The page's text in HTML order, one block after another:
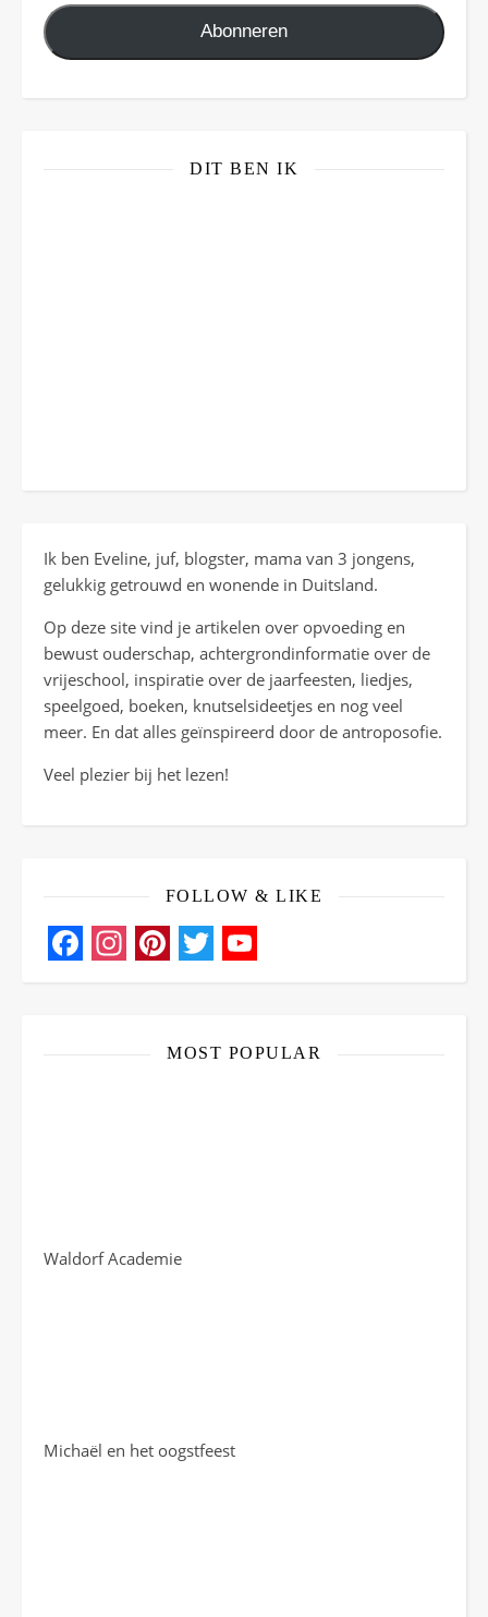
Abonneren
DIT BEN IK
Ik ben Eveline, juf, blogster, mama van 3 jongens,
gelukkig getrouwd en wonende in Duitsland.
Op deze site vind je artikelen over opvoeding en
bewust ouderschap, achtergrondinformatie over de
vrijeschool, inspiratie over de jaarfeesten, liedjes,
speelgoed, boeken, knutselsideetjes en nog veel
meer. En dat alles geïnspireerd door de antroposofie.
Veel plezier bij het lezen!
FOLLOW & LIKE
Facebook
Instagram
Pinterest
Twitter
YouTube
MOST POPULAR
Waldorf Academie
Michaël en het oogstfeest